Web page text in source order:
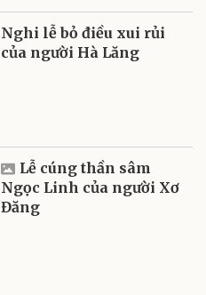
Nghi lễ bỏ điều xui rủi
của người Hà Lăng
Lễ cúng thần sâm
Ngọc Linh của người Xơ
Đăng